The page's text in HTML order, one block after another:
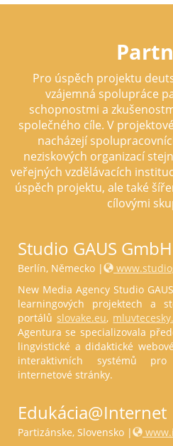
Pro úspěch projektu
vzájemná spolupráce
schopnostmi a
společného cíle. V
nacházejí
neziskových organizací
veřejných vzdělávacích
úspěch projektu, ale také
cílovými
Studio GAUS GmbH
Berlín, Německo |
New Media Agency Studio
learningových projektech a
portálů slovake.eu,
Agentura se specializovala
lingvistické a didaktické
interaktivních systémů pro
internetové stránky.
Edukácia@Internet
Partizánske, Slovensko |